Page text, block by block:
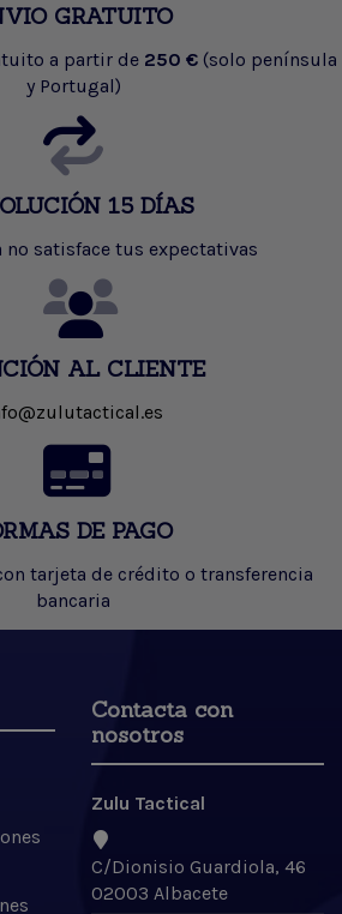
GRATUITO
a partir de 250 € (solo península
y Portugal)
15 DÍAS
no satisface tus expectativas
AL CLIENTE
DE PAGO
tarjeta de crédito o transferencia
bancaria
Contacta con
nosotros
Zulu Tactical
C/Dionisio Guardiola, 46
02003 Albacete